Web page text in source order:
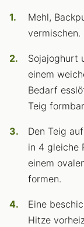
Mehl,
vermischen.
Sojajoghurt
einem
Bedarf
Teig
Den Teig
in 4 gleiche
einem
formen.
Eine
Hitze